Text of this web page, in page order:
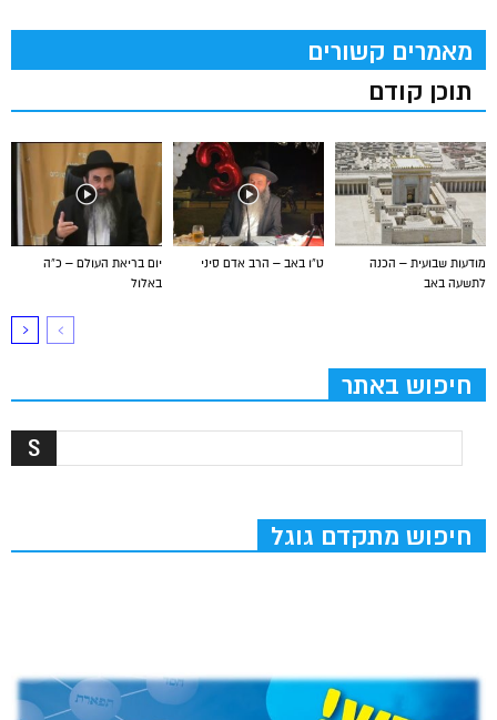
מאמרים קשורים
תוכן קודם
יום בריאת העולם – כ”ה
באלול
ט”ו באב – הרב אדם סיני
מודעות שבועית – הכנה
לתשעה באב
חיפוש באתר
חיפוש מתקדם גוגל